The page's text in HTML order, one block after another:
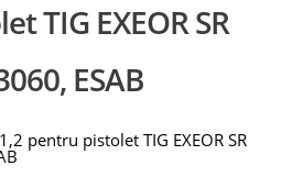
TIG EXEOR SR
ESAB
pentru pistolet TIG EXEOR SR